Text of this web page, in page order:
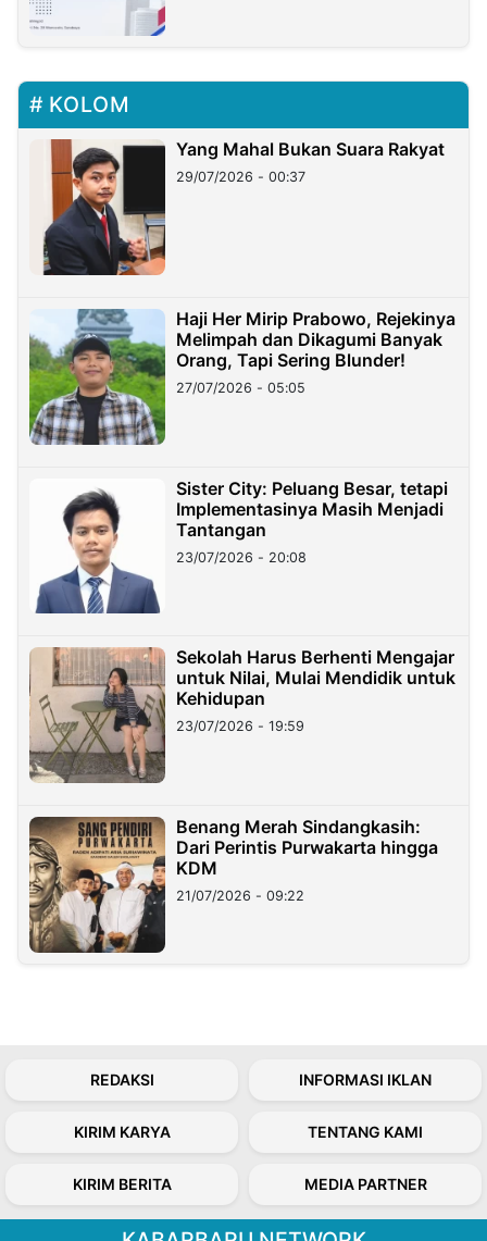
KOLOM
Yang Mahal Bukan Suara Rakyat
29/07/2026 - 00:37
Haji Her Mirip Prabowo, Rejekinya
Melimpah dan Dikagumi Banyak
Orang, Tapi Sering Blunder!
27/07/2026 - 05:05
Sister City: Peluang Besar, tetapi
Implementasinya Masih Menjadi
Tantangan
23/07/2026 - 20:08
Sekolah Harus Berhenti Mengajar
untuk Nilai, Mulai Mendidik untuk
Kehidupan
23/07/2026 - 19:59
Benang Merah Sindangkasih:
Dari Perintis Purwakarta hingga
KDM
21/07/2026 - 09:22
REDAKSI INFORMASI IKLAN
KIRIM KARYA TENTANG KAMI
KIRIM BERITA MEDIA PARTNER